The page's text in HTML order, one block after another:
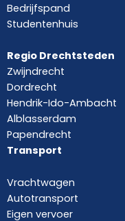
Bedrijfspand
Studentenhuis
Regio Drechtsteden
Zwijndrecht
Dordrecht
Hendrik-Ido-Ambacht
Alblasserdam
Papendrecht
Transport
Vrachtwagen
Autotransport
Eigen vervoer